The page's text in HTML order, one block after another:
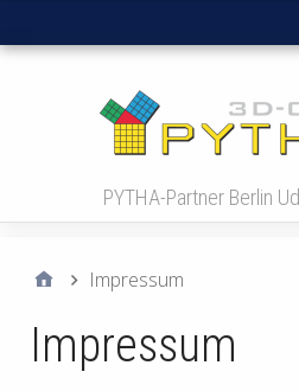
PYTHA-Partner Berlin
Impressum
Impressum